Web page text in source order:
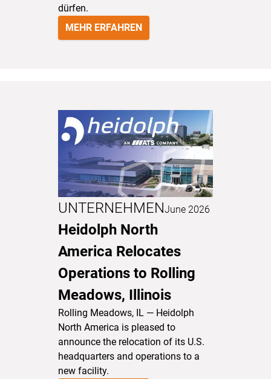
dürfen.
MEHR ERFAHREN
UNTERNEHMENJune 2026
Heidolph North
America Relocates
Operations to Rolling
Meadows, Illinois
Rolling Meadows, IL — Heidolph
North America is pleased to
announce the relocation of its U.S.
headquarters and operations to a
new facility.